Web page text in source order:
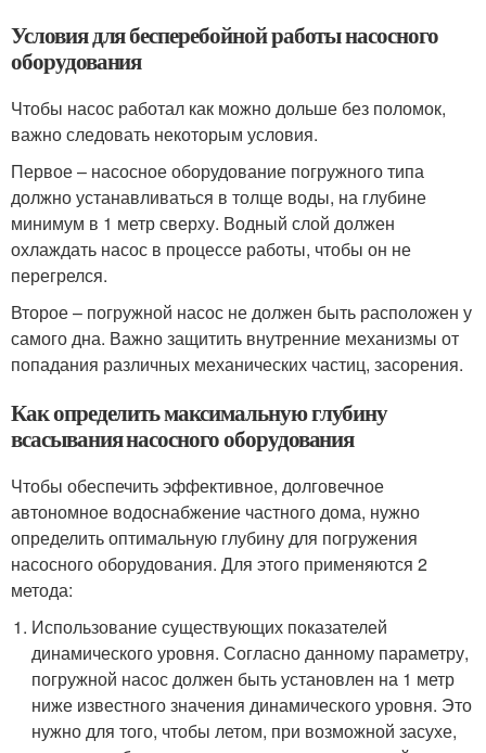
Условия для бесперебойной работы насосного
оборудования
Чтобы насос работал как можно дольше без поломок,
важно следовать некоторым условия.
Первое – насосное оборудование погружного типа
должно устанавливаться в толще воды, на глубине
минимум в 1 метр сверху. Водный слой должен
охлаждать насос в процессе работы, чтобы он не
перегрелся.
Второе – погружной насос не должен быть расположен у
самого дна. Важно защитить внутренние механизмы от
попадания различных механических частиц, засорения.
Как определить максимальную глубину
всасывания насосного оборудования
Чтобы обеспечить эффективное, долговечное
автономное водоснабжение частного дома, нужно
определить оптимальную глубину для погружения
насосного оборудования. Для этого применяются 2
метода:
Использование существующих показателей
динамического уровня. Согласно данному параметру,
погружной насос должен быть установлен на 1 метр
ниже известного значения динамического уровня. Это
нужно для того, чтобы летом, при возможной засухе,